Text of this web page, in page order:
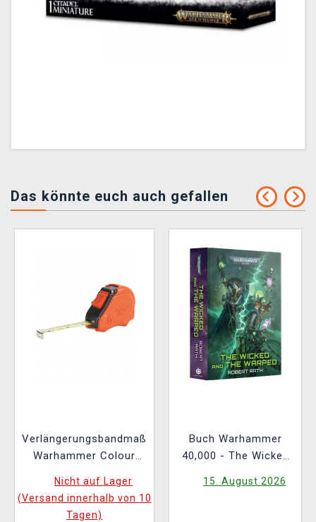
Das könnte euch auch gefallen
Verlängerungsbandmaß
Warhammer Colour
Nicht auf Lager
(Versand innerhalb von 10
Tagen)
Buch Warhammer
40,000 - The Wicked
15. August 2026